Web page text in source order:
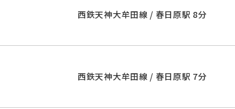
西鉄天神大牟田線 / 春日原駅 8分
西鉄天神大牟田線 / 春日原駅 7分